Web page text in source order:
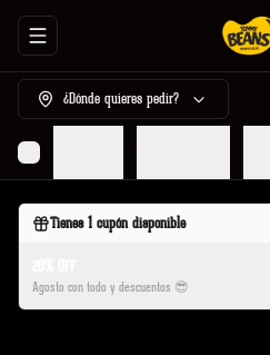
Abrir menu de navegación
¿Dónde quieres pedir?
Tienes1 cupón disponible
Agosto con todo y descuentos 😎